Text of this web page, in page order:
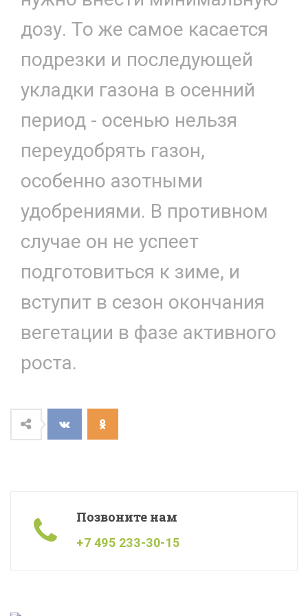
дозу. То же самое касается
подрезки и последующей
укладки газона в осенний
период - осенью нельзя
переудобрять газон,
особенно азотными
удобрениями. В противном
случае он не успеет
подготовиться к зиме, и
вступит в сезон окончания
вегетации в фазе активного
роста.
Позвоните нам
+7 495 233-30-15